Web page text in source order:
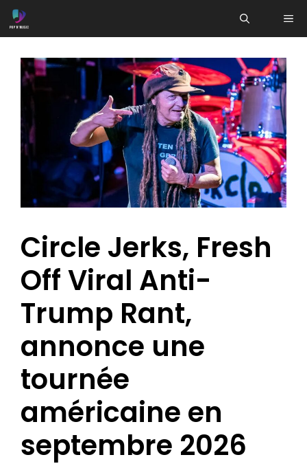
Aller
au
Circle Jerks, Fresh
Off Viral Anti-
Trump Rant,
annonce une
tournée
américaine en
septembre 2026